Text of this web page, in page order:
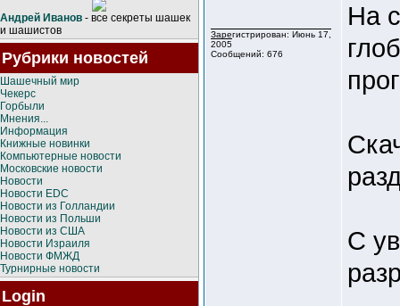
Андрей Иванов - все секреты шашек
и шашистов
Рубрики новостей
Шашечный мир
Чекерс
Горбыли
Мнения...
Информация
Книжные новинки
Компьютерные новости
Московские новости
Новости
Новости EDC
Новости из Голландии
Новости из Польши
Новости из США
Новости Израиля
Новости ФМЖД
Турнирные новости
Login
Зарегистрирован: Июнь 17,
2005
Сообщений: 676
На
С